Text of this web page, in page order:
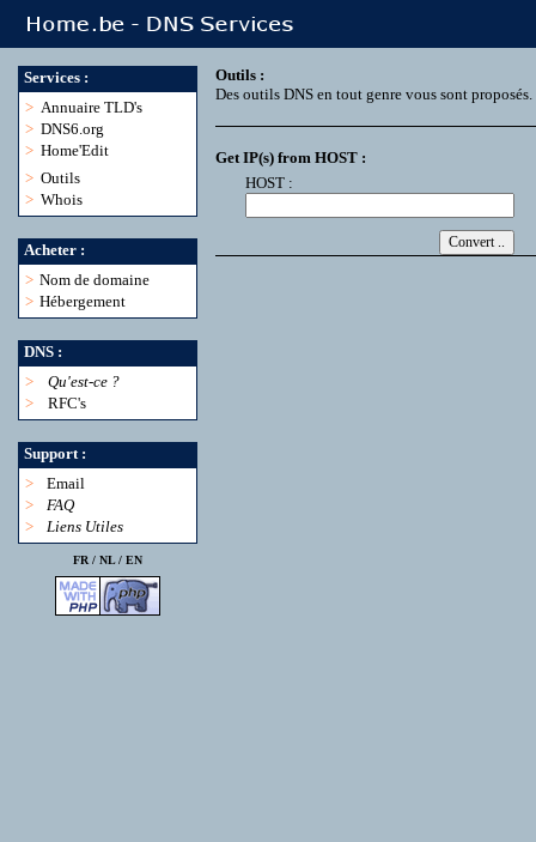
Services :
> Annuaire TLD's
> DNS6.org
> Home'Edit
> Outils
> Whois
Acheter :
> Nom de domaine
> Hébergement
DNS :
>
Qu'est-ce ?
>
RFC's
Support :
>
Email
>
FAQ
>
Liens Utiles
FR / NL/ EN
Outils :
Des outils DNS en tout genre vous sont proposés.
Get IP(s) from HOST :
HOST :